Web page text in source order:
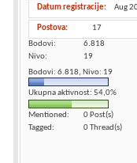
Datum registracije Aug
Postova
17
Bodovi
6.818
Nivo
19
Bodovi: 6.818, Nivo: 19
Ukupna aktivnost: 54,0%
Mentioned
0 Post(s)
Tagged
0 Thread(s)